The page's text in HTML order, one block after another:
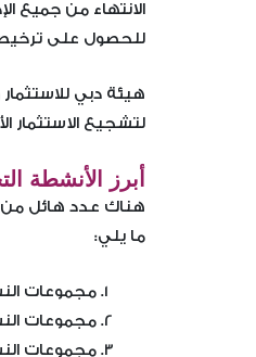
الانتهاء من جميع
للحصول على
هيئة دبي
لتشجيع الاستثمار
أبرز الأنشطة
هناك عدد هائل من
ما يلي:
مجموعات
مجموعات
مجموعات